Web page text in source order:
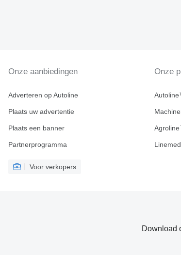
Onze aanbiedingen
Adverteren op Autoline
Plaats uw advertentie
Plaats een banner
Partnerprogramma
Voor verkopers
Onze
Download